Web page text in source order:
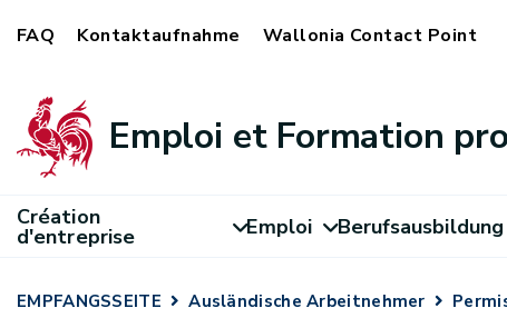
FAQ Kontaktaufnahme Wallonia Contact Point
Emploi et Formation
Création
d'entreprise Emploi Berufsausbildung
EMPFANGSSEITE Ausländische Arbeitnehmer